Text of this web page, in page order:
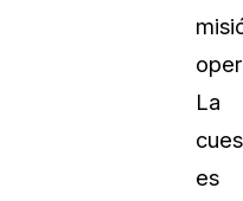
La
es